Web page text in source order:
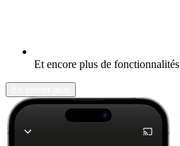
Et encore plus de fonctionnalités